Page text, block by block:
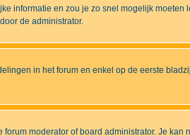
informatie en zou je zo snel mogelijk
de administrator.
in het forum en enkel op de eerste
forum moderator of board administrator. Je